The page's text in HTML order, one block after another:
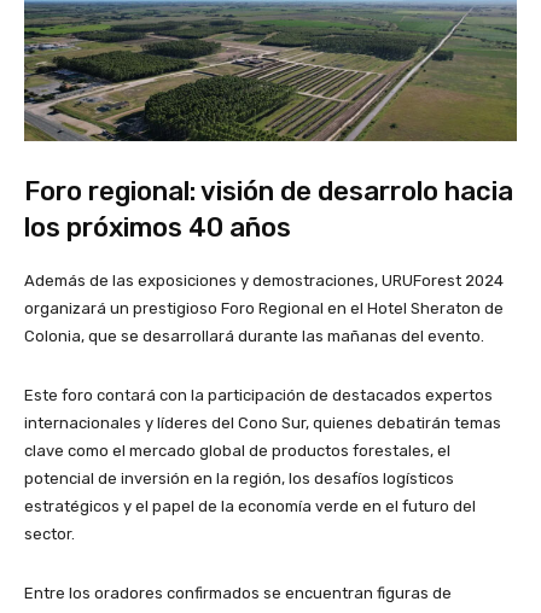
Foro regional: visión de desarrolo hacia
los próximos 40 años
Además de las exposiciones y demostraciones, URUForest 2024
organizará un prestigioso Foro Regional en el Hotel Sheraton de
Colonia, que se desarrollará durante las mañanas del evento.
Este foro contará con la participación de destacados expertos
internacionales y líderes del Cono Sur, quienes debatirán temas
clave como el mercado global de productos forestales, el
potencial de inversión en la región, los desafíos logísticos
estratégicos y el papel de la economía verde en el futuro del
sector.
Entre los oradores confirmados se encuentran figuras de